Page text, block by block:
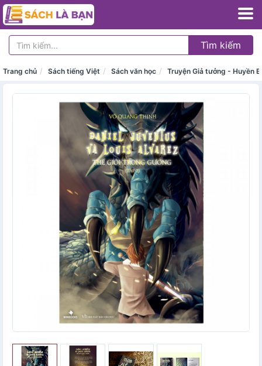
Tìm kiếm
Trang chủ Sách tiếng Việt Sách văn học Truyện Giả tưởng - Huyền